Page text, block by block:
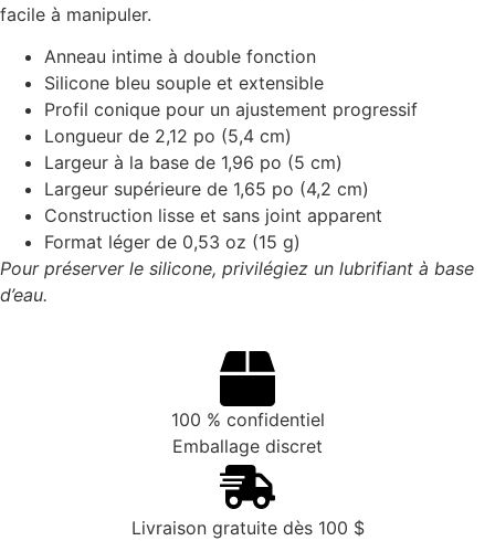
facile à manipuler.
Anneau intime à double fonction
Silicone bleu souple et extensible
Profil conique pour un ajustement progressif
Longueur de 2,12 po (5,4 cm)
Largeur à la base de 1,96 po (5 cm)
Largeur supérieure de 1,65 po (4,2 cm)
Construction lisse et sans joint apparent
Format léger de 0,53 oz (15 g)
Pour préserver le silicone, privilégiez un lubrifiant à base
d’eau.
100 % confidentiel
Emballage discret
Livraison gratuite dès 100 $